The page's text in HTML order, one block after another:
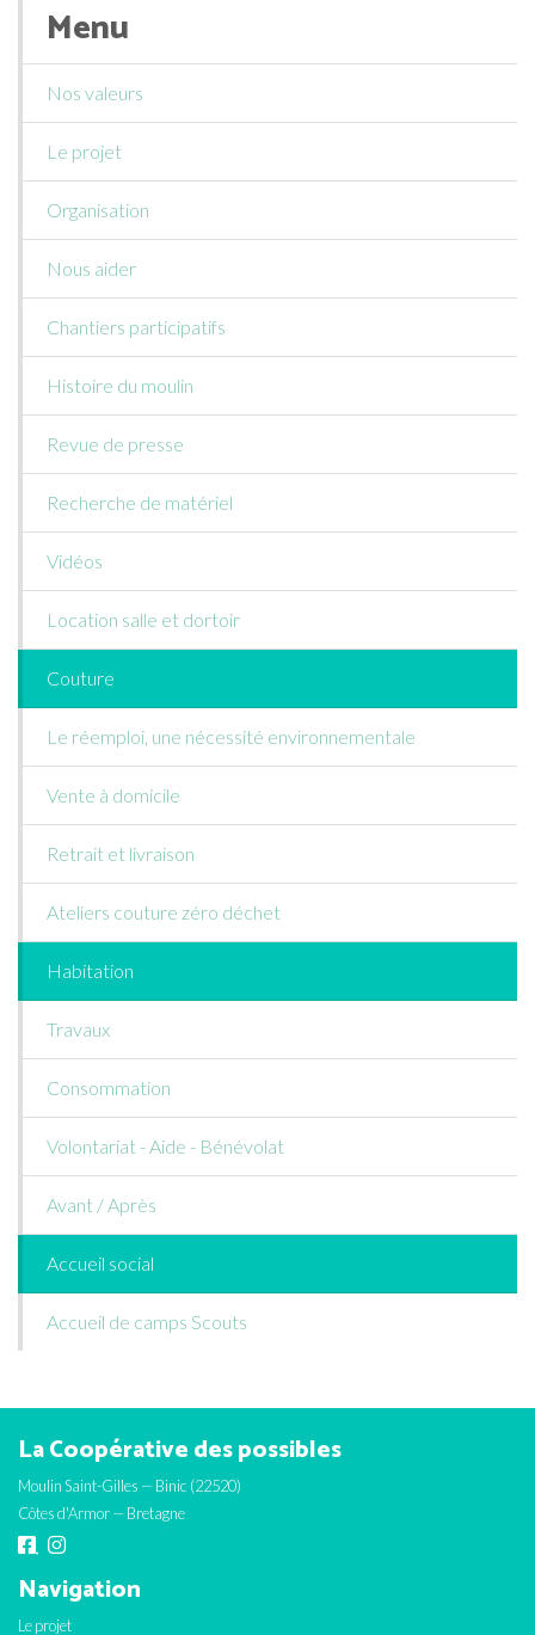
Menu
Nos valeurs
Le projet
Organisation
Nous aider
Chantiers participatifs
Histoire du moulin
Revue de presse
Recherche de matériel
Vidéos
Location salle et dortoir
Couture
Le réemploi, une nécessité environnementale
Vente à domicile
Retrait et livraison
Ateliers couture zéro déchet
Habitation
Travaux
Consommation
Volontariat - Aide - Bénévolat
Avant / Après
Accueil social
Accueil de camps Scouts
La Coopérative des possibles
Moulin Saint-Gilles — Binic (22520)
Côtes d'Armor — Bretagne
Navigation
Le projet